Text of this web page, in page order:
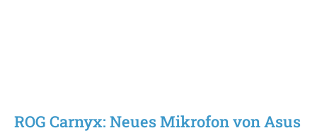
ROG Carnyx: Neues Mikrofon von Asus